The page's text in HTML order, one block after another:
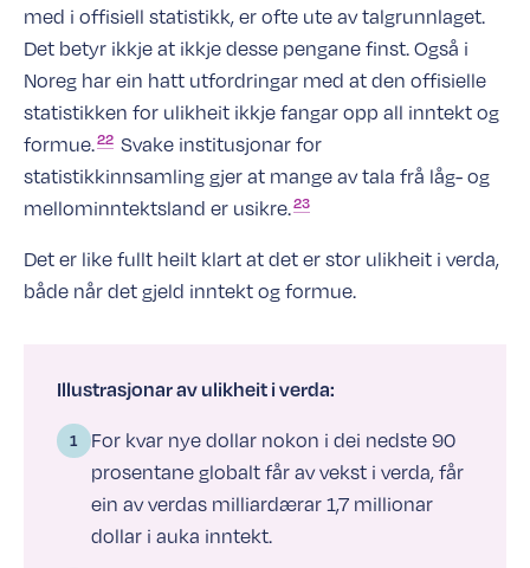
med i offisiell statistikk, er ofte ute av talgrunnlaget.
Det betyr ikkje at ikkje desse pengane finst. Også i
Noreg har ein hatt utfordringar med at den offisielle
statistikken for ulikheit ikkje fangar opp all inntekt og
formue.22 Svake institusjonar for
statistikkinnsamling gjer at mange av tala frå låg- og
mellominntektsland er usikre.23
Det er like fullt heilt klart at det er stor ulikheit i verda,
både når det gjeld inntekt og formue.
Illustrasjonar av ulikheit i verda:
For kvar nye dollar nokon i dei nedste 90
prosentane globalt får av vekst i verda, får
ein av verdas milliardærar 1,7 millionar
dollar i auka inntekt.